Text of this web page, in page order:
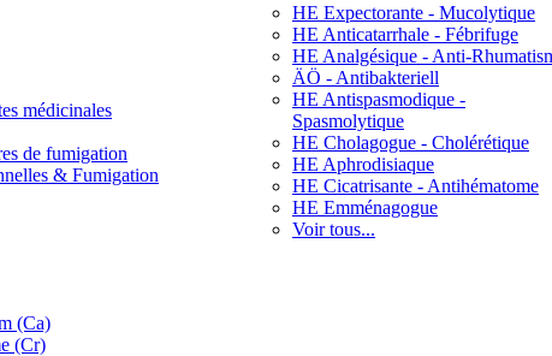
médicinales
de fumigation
& Fumigation
HE Expectorante - Mucolytique
HE Anticatarrhale - Fébrifuge
HE Analgésique - Anti-
ÄÖ - Antibakteriell
HE Antispasmodique -
Spasmolytique
HE Cholagogue - Cholérétique
HE Aphrodisiaque
HE Cicatrisante - Antihématome
HE Emménagogue
Voir tous...
(Ca)
(Cr)